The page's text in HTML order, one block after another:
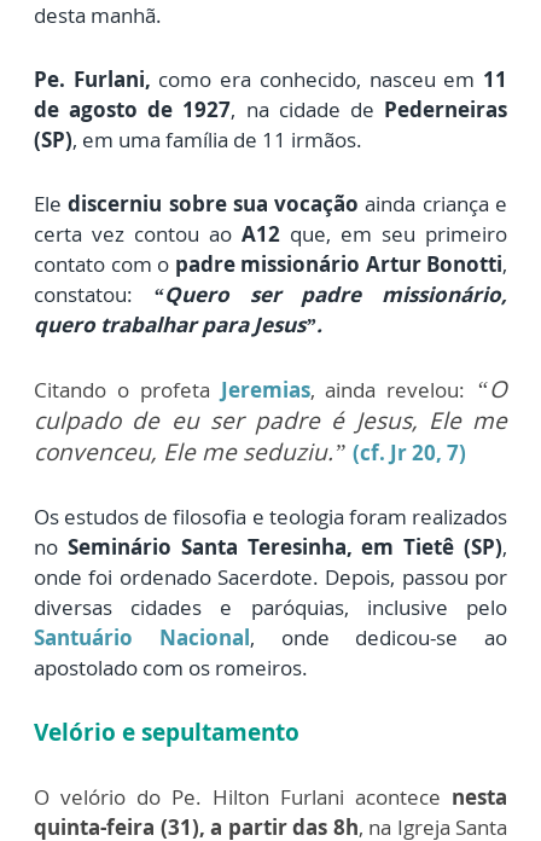
desta manhã.
Pe. Furlani, como era conhecido, nasceu em 11
de agosto de 1927, na cidade de Pederneiras
(SP), em uma família de 11 irmãos.
Elediscerniu sobre sua vocação ainda criança e
certa vez contou ao A12 que, em seu primeiro
contato com o padre missionário Artur Bonotti,
constatou: “Quero ser padre missionário,
quero trabalhar para Jesus”.
Citando o profeta Jeremias, ainda revelou: “O
culpado de eu ser padre é Jesus, Ele me
convenceu, Ele me seduziu.” (cf. Jr 20, 7)
Os estudos de filosofia e teologia foram realizados
no Seminário Santa Teresinha, em Tietê (SP),
onde foi ordenado Sacerdote. Depois, passou por
diversas cidades e paróquias, inclusive pelo
Santuário Nacional, onde dedicou-se ao
apostolado com os romeiros.
Velório e sepultamento
O velório do Pe. Hilton Furlani acontece nesta
quinta-feira (31), a partir das 8h, na Igreja Santa